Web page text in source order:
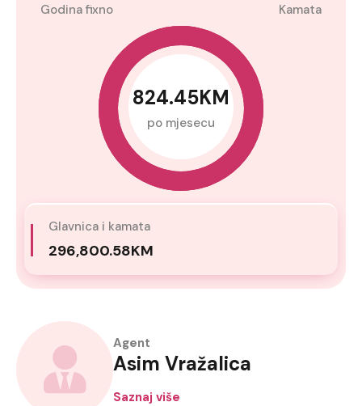
Godina fixno Kamata
824.45KM
po mjesecu
Glavnica i kamata
296,800.58KM
Agent
Asim Vražalica
Saznaj više